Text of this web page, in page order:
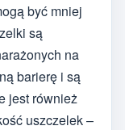
być mniej
są
na
barierę i są
jest również
uszczelek –